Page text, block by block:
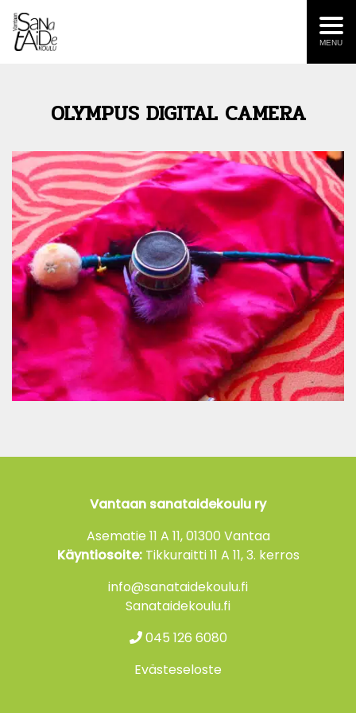
MENU
OLYMPUS DIGITAL CAMERA
Vantaan sanataidekoulu ry
Asematie 11 A 11, 01300 Vantaa
Käyntiosoite:Tikkuraitti 11 A 11, 3. kerros
info@sanataidekoulu.fi
Sanataidekoulu.fi
045 126 6080
Evästeseloste